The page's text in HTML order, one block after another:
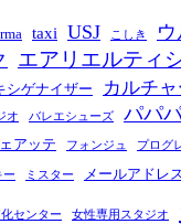
taxi USJ こしき
エアリエルティ
シゲナイザー カルチャ
オ バレエシューズ パパ
アッテ フォンジュ プログ
ー ミスター メールアドレ
センター 女性専用スタジオ